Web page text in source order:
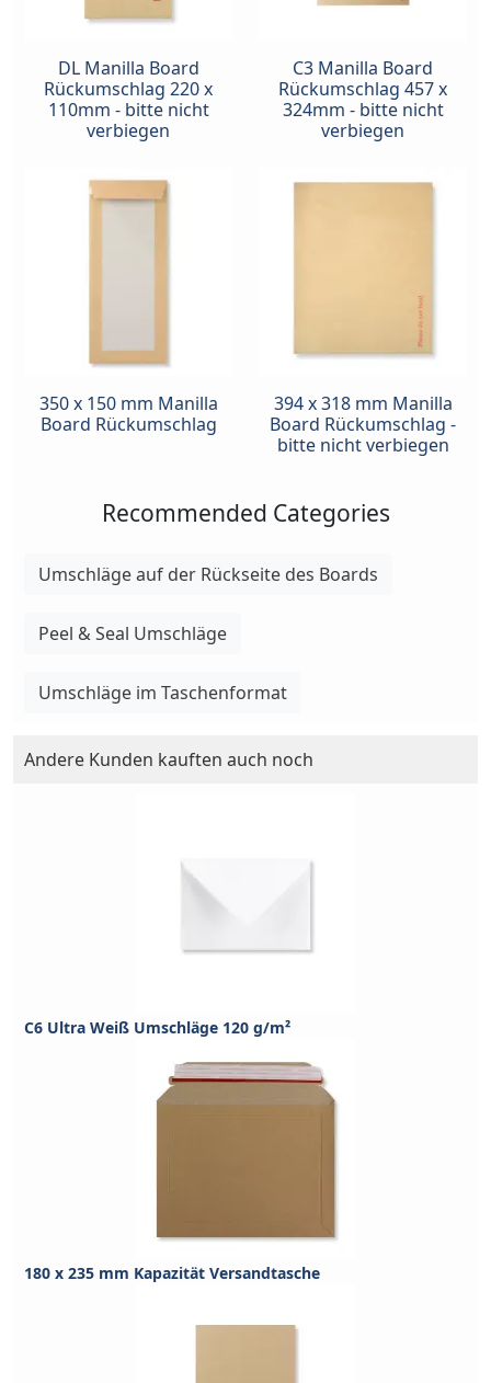
DL Manilla Board
Rückumschlag 220 x
110mm - bitte nicht
verbiegen
C3 Manilla Board
Rückumschlag 457 x
324mm - bitte nicht
verbiegen
350 x 150 mm Manilla
Board Rückumschlag
394 x 318 mm Manilla
Board Rückumschlag -
bitte nicht verbiegen
Recommended Categories
Umschläge auf der Rückseite des Boards
Peel & Seal Umschläge
Umschläge im Taschenformat
Andere Kunden kauften auch noch
C6 Ultra Weiß Umschläge 120 g/m²
180 x 235 mm Kapazität Versandtasche